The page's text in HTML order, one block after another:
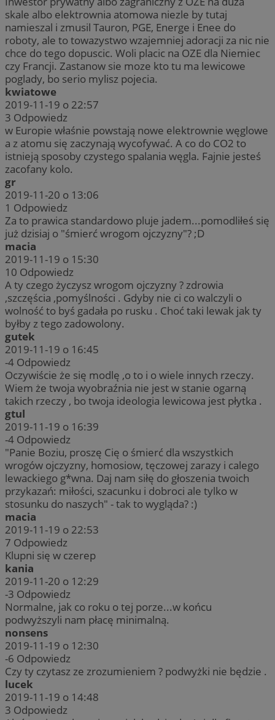
skale albo elektrownia atomowa niezle by tutaj
namieszal i zmusil Tauron, PGE, Energe i Enee do
roboty, ale to towazystwo wzajemniej adoracji za nic nie
chce do tego dopuscic. Woli placic na OZE dla Niemiec
czy Francji. Zastanow sie moze kto tu ma lewicowe
poglady, bo serio mylisz pojecia.
kwiatowe
2019-11-19 o 22:57
3 Odpowiedz
w Europie właśnie powstają nowe elektrownie węglowe
a z atomu się zaczynają wycofywać. A co do CO2 to
istnieją sposoby czystego spalania węgla. Fajnie jesteś
zacofany kolo.
gr
2019-11-20 o 13:06
1 Odpowiedz
Za to prawica standardowo pluje jadem...pomodliłeś się
już dzisiaj o "śmierć wrogom ojczyzny"? ;D
macia
2019-11-19 o 15:30
10 Odpowiedz
A ty czego życzysz wrogom ojczyzny ? zdrowia
,szczęścia ,pomyślności . Gdyby nie ci co walczyli o
wolność to byś gadała po rusku . Choć taki lewak jak ty
byłby z tego zadowolony.
gutek
2019-11-19 o 16:45
-4 Odpowiedz
Oczywiście że się modlę ,o to i o wiele innych rzeczy.
Wiem że twoja wyobraźnia nie jest w stanie ogarną
takich rzeczy , bo twoja ideologia lewicowa jest płytka .
gtul
2019-11-19 o 16:39
-4 Odpowiedz
"Panie Boziu, proszę Cię o śmierć dla wszystkich
wrogów ojczyzny, homosiow, tęczowej zarazy i calego
lewackiego g*wna. Daj nam siłę do głoszenia twoich
przykazań: miłości, szacunku i dobroci ale tylko w
stosunku do naszych" - tak to wygląda? :)
macia
2019-11-19 o 22:53
7 Odpowiedz
Klupni się w czerep
kania
2019-11-20 o 12:29
-3 Odpowiedz
Normalne, jak co roku o tej porze...w końcu
podwyższyli nam płacę minimalną.
nonsens
2019-11-19 o 12:30
-6 Odpowiedz
Czy ty czytasz ze zrozumieniem ? podwyżki nie będzie .
lucek
2019-11-19 o 14:48
3 Odpowiedz